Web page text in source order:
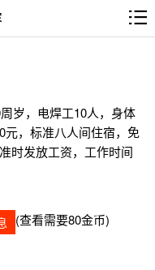
岁，电焊工10人，身体
元，标准八人间住宿，免
时发放工资，工作时间
(查看需要80金币)